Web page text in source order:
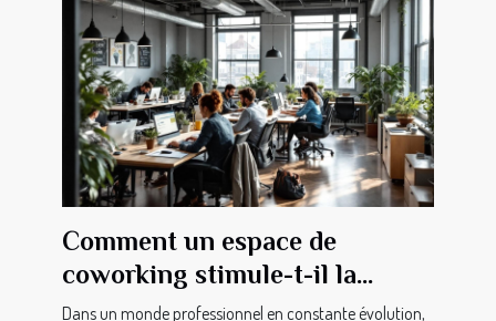
Comment un espace de
coworking stimule-t-il la
productivité et le réseau
Dans un monde professionnel en constante évolution,